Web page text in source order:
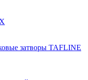
затворы TAFLINE